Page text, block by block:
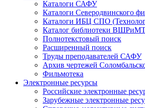
Каталоги САФУ
Каталоги Северодвинского
Каталоги ИБЦ СПО
Каталог библиотеки
Полнотекстовый поиск
Расширенный поиск
Труды преподавателей САФУ
Архив чертежей
Фильмотека
Электронные ресурсы
Российские электронные
Зарубежные электронные